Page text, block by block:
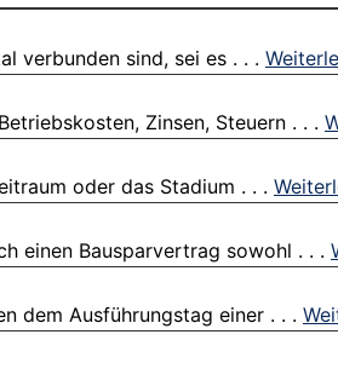
verbunden sind, sei es . . .
Zinsen, Steuern . . .
oder das Stadium . . .
einen Bausparvertrag sowohl . . .
dem Ausführungstag einer . . .